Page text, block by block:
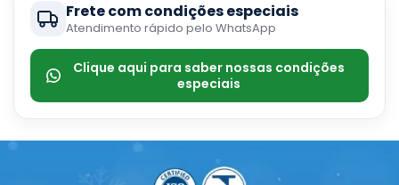
Frete com condições especiais
Atendimento rápido pelo WhatsApp
Clique aqui para saber nossas condições
especiais